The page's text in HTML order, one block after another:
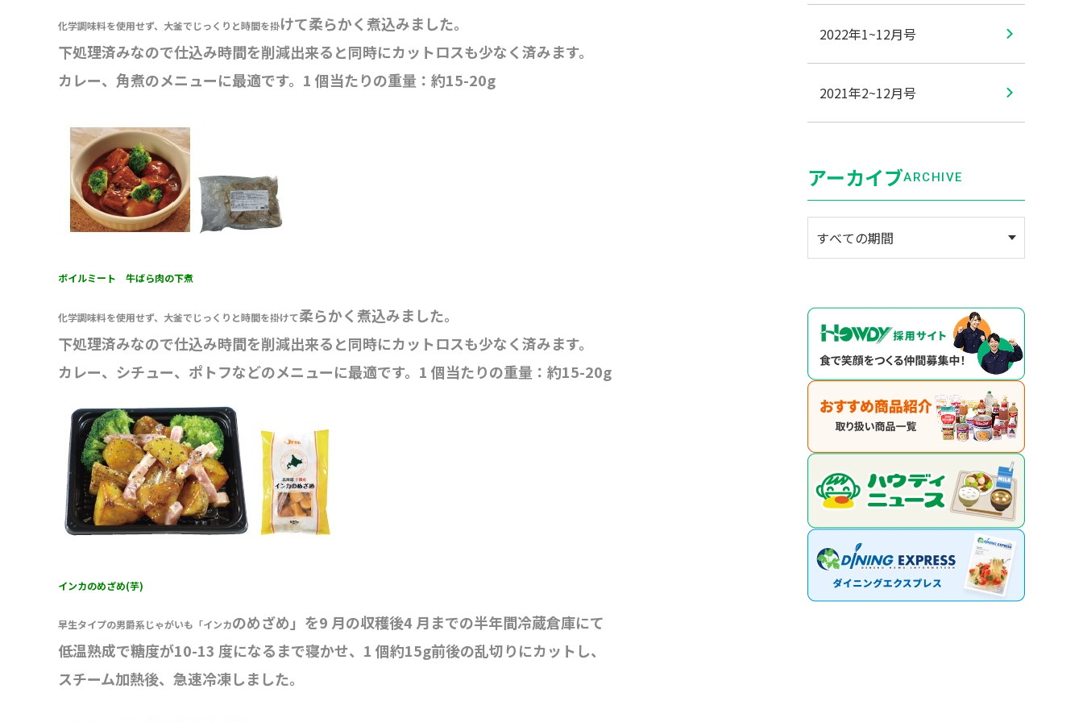
化学調味料を使用せず、大釜でじっくりと時間を掛けて柔らかく煮込みました。
下処理済みなので仕込み時間を削減出来ると同時にカットロスも少なく済みます。
カレー、角煮のメニューに最適です。1 個当たりの重量：約15-20g
ボイルミート 牛ばら肉の下煮
化学調味料を使用せず、大釜でじっくりと時間を掛けて柔らかく煮込みました。
下処理済みなので仕込み時間を削減出来ると同時にカットロスも少なく済みます。
カレー、シチュー、ポトフなどのメニューに最適です。1 個当たりの重量：約15-20g
インカのめざめ(芋)
早生タイプの男爵系じゃがいも「インカのめざめ」を9 月の収穫後4 月までの半年間冷蔵倉庫にて
低温熟成で糖度が10-13 度になるまで寝かせ、1 個約15g前後の乱切りにカットし、
スチーム加熱後、急速冷凍しました。
2022年1~12月号
2021年2~12月号
アーカイブARCHIVE